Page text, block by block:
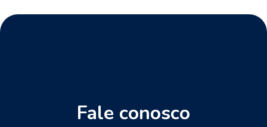
Fale conosco